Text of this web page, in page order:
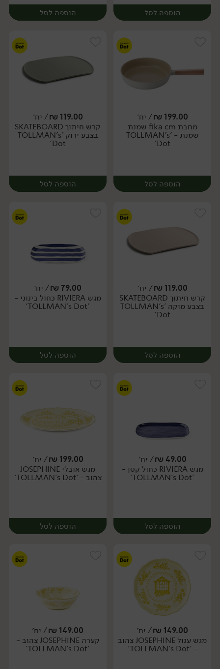
הוספה לסל
יח׳
הוספה לסל
יח׳
199.00
₪/ יח׳
מחבת fika cm שמנת
שמנת - 'TOLLMAN's
Dot'
הוספה לסל
יח׳
119.00
₪/ יח׳
קרש חיתוך SKATEBOARD
בצבע ירוק 'TOLLMAN's
Dot'
הוספה לסל
יח׳
119.00
₪/ יח׳
קרש חיתוך SKATEBOARD
בצבע מוקה 'TOLLMAN's
Dot'
הוספה לסל
יח׳
79.00
₪/ יח׳
מגש RIVIERA כחול בינוני -
'TOLLMAN's Dot'
הוספה לסל
יח׳
49.00
₪/ יח׳
מגש RIVIERA כחול קטן -
'TOLLMAN's Dot'
הוספה לסל
יח׳
199.00
₪/ יח׳
מגש אובלי JOSEPHINE
צהוב - 'TOLLMAN's Dot'
הוספה לסל
יח׳
149.00
₪/ יח׳
מגש עגול JOSEPHINE צהוב
- 'TOLLMAN's Dot'
149.00
₪/ יח׳
קערה JOSEPHINE צהוב -
'TOLLMAN's Dot'